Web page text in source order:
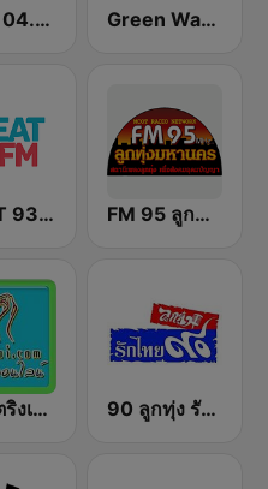
FLEX 104.5 FM Green Wave 106.5 FM
GREAT 93 | ONLINE FM 95 ลูกทุ่งมหานคร อสมท
เพลงสตริงเก่า Eingdoi Radio 90 ลูกทุ่ง รักไทย